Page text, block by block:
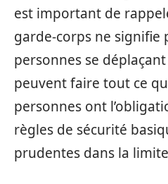
est important de
garde-corps ne signifie
personnes se
peuvent faire tout ce
personnes ont
règles de sécurité
prudentes dans la